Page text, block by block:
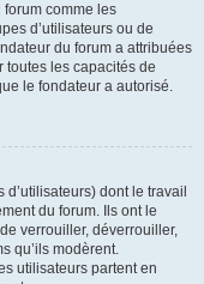
forum comme les
d’utilisateurs ou de
du forum a attribuées
toutes les capacités de
le fondateur a autorisé.
dont le travail
du forum. Ils ont le
verrouiller, déverrouiller,
qu’ils modèrent.
utilisateurs partent en